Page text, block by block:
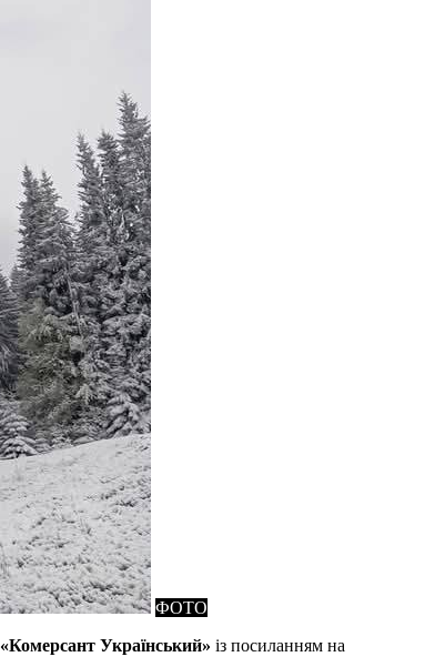
ФОТО
«Комерсант Український» із посиланням на